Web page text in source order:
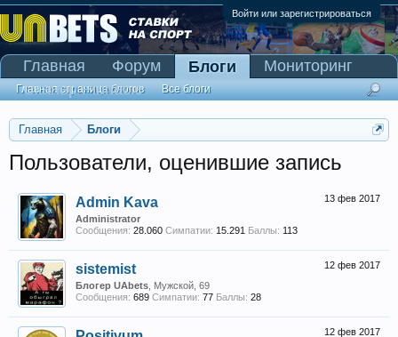
Войти или зарегистрироваться
Главная Блоги
Пользователи, оценившие запись
13 фев 2017
Admin Kava
Administrator
Сообщения: 28.060 Симпатии: 15.291 Баллы: 113
12 фев 2017
sistemist
Блогер UAbets , Мужской, 69
Сообщения: 689 Симпатии: 77 Баллы: 28
12 фев 2017
Главная Форум Блоги
Главная страница блогов Все блоги
Мониторинг
Сканер Pinnacle